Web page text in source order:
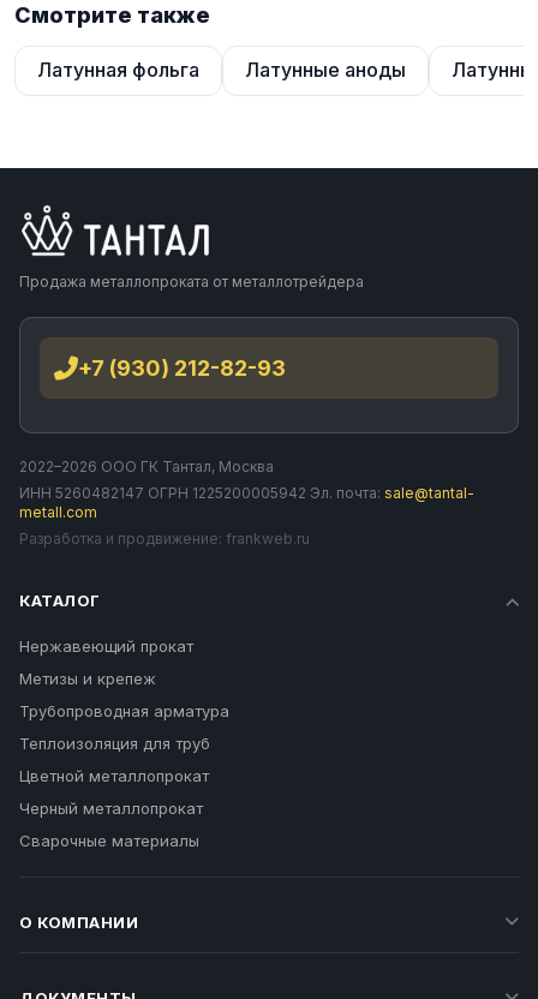
Смотрите также
Латунная фольга Латунные аноды
Продажа металлопроката от металлотрейдера
+7 (930) 212-82-93
2022–2026 ООО ГК Тантал, Москва
ИНН 5260482147 ОГРН 1225200005942 Эл. почта: sale@tantal-
metall.com
Разработка и продвижение: frankweb.ru
КАТАЛОГ
Нержавеющий прокат
Метизы и крепеж
Трубопроводная арматура
Теплоизоляция для труб
Цветной металлопрокат
Черный металлопрокат
Сварочные материалы
О КОМПАНИИ